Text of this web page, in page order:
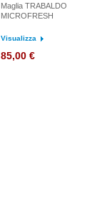
Maglia TRABALDO
MICROFRESH
Visualizza
85,00 €